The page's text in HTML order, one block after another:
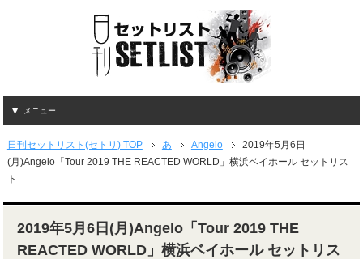
メニュー
日刊セットリスト(セトリ) TOP あ Angelo
2019年5月6日
(月)Angelo「Tour 2019 THE REACTED WORLD」横浜ベイホール セットリス
ト
2019年5月6日(月)Angelo「Tour 2019 THE
REACTED WORLD」横浜ベイホール セットリス